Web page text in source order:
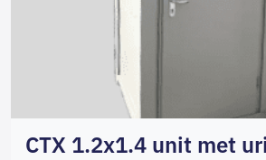
CTX 1.2x1.4 unit met